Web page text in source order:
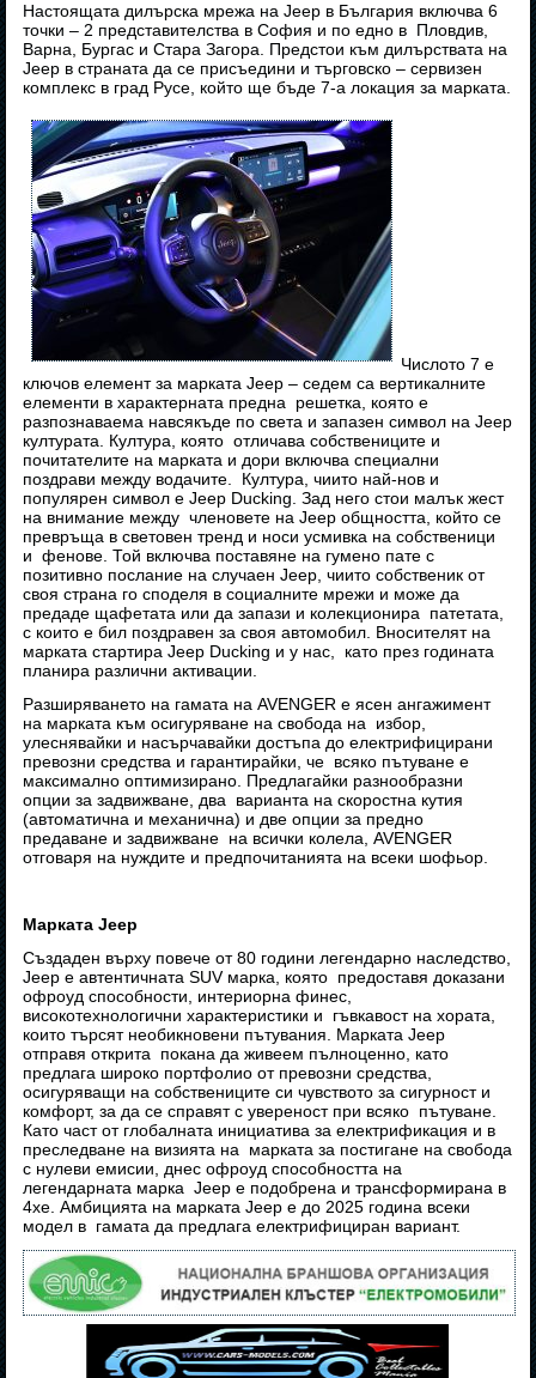
Настоящата дилърска мрежа на Jeep в България включва 6
точки – 2 представителства в София и по едно в Пловдив,
Варна, Бургас и Стара Загора. Предстои към дилърствата на
Jeep в страната да се присъедини и търговско – сервизен
комплекс в град Русе, който ще бъде 7-а локация за марката.
Числото 7 е
ключов елемент за марката Jeep – седем са вертикалните
елементи в характерната предна решетка, която е
разпознаваема навсякъде по света и запазен символ на Jeep
културата. Култура, която отличава собствениците и
почитателите на марката и дори включва специални
поздрави между водачите. Култура, чиито най-нов и
популярен символ е Jeep Ducking. Зад него стои малък жест
на внимание между членовете на Jeep общността, който се
превръща в световен тренд и носи усмивка на собственици
и фенове. Той включва поставяне на гумено пате с
позитивно послание на случаен Jeep, чиито собственик от
своя страна го споделя в социалните мрежи и може да
предаде щафетата или да запази и колекционира патетата,
с които е бил поздравен за своя автомобил. Вносителят на
марката стартира Jeep Ducking и у нас, като през годината
планира различни активации.
Разширяването на гамата на AVENGER е ясен ангажимент
на марката към осигуряване на свобода на избор,
улеснявайки и насърчавайки достъпа до електрифицирани
превозни средства и гарантирайки, че всяко пътуване е
максимално оптимизирано. Предлагайки разнообразни
опции за задвижване, два варианта на скоростна кутия
(автоматична и механична) и две опции за предно
предаване и задвижване на всички колела, AVENGER
отговаря на нуждите и предпочитанията на всеки шофьор.
Марката Jeep
Създаден върху повече от 80 години легендарно наследство,
Jeep е автентичната SUV марка, която предоставя доказани
офроуд способности, интериорна финес,
високотехнологични характеристики и гъвкавост на хората,
които търсят необикновени пътувания. Марката Jeep
отправя открита покана да живеем пълноценно, като
предлага широко портфолио от превозни средства,
осигуряващи на собствениците си чувството за сигурност и
комфорт, за да се справят с увереност при всяко пътуване.
Като част от глобалната инициатива за електрификация и в
преследване на визията на марката за постигане на свобода
с нулеви емисии, днес офроуд способността на
легендарната марка Jeep е подобрена и трансформирана в
4xe. Амбицията на марката Jeep е до 2025 година всеки
модел в гамата да предлага електрифициран вариант.